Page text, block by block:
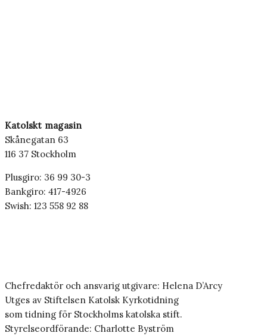
Katolskt magasin
Skånegatan 63
116 37 Stockholm
Plusgiro: 36 99 30-3
Bankgiro: 417-4926
Swish: 123 558 92 88
Chefredaktör och ansvarig utgivare: Helena D’Arcy
Utges av Stiftelsen Katolsk Kyrkotidning
som tidning för Stockholms katolska stift.
Styrelseordförande: Charlotte Byström